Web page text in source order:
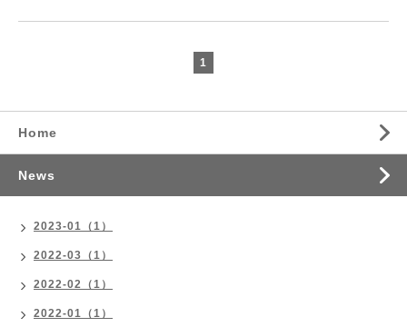
1
Home
News
2023-01（1）
2022-03（1）
2022-02（1）
2022-01（1）